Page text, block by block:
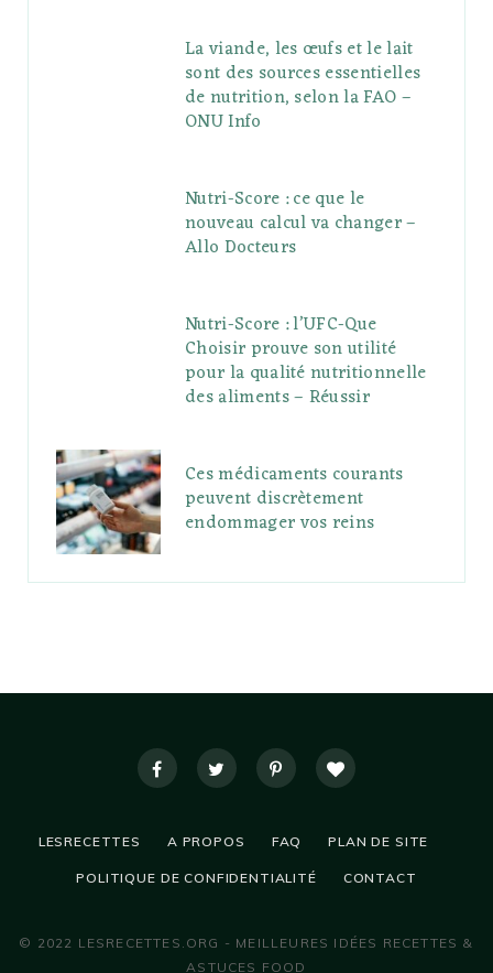
La viande, les œufs et le lait
sont des sources essentielles
de nutrition, selon la FAO –
ONU Info
Nutri-Score : ce que le
nouveau calcul va changer –
Allo Docteurs
Nutri-Score : l’UFC-Que
Choisir prouve son utilité
pour la qualité nutritionnelle
des aliments – Réussir
Ces médicaments courants
peuvent discrètement
endommager vos reins
LESRECETTES A PROPOS FAQ PLAN DE SITE
POLITIQUE DE CONFIDENTIALITÉ CONTACT
© 2022 LESRECETTES.ORG - MEILLEURES IDÉES RECETTES &
ASTUCES FOOD